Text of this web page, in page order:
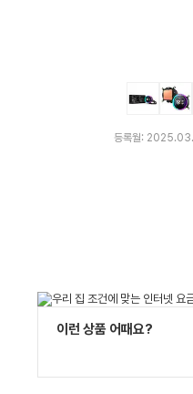
등록월: 2025.03.
이런 상품 어때요?